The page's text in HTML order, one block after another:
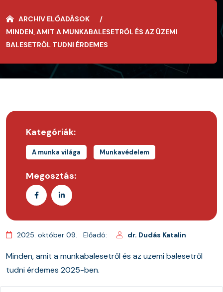
ARCHIV ELŐADÁSOK
MINDEN, AMIT A MUNKABALESETRŐL ÉS AZ ÜZEMI
BALESETRŐL TUDNI ÉRDEMES
Kategóriák:
A munka világa Munkavédelem
Megosztás:
2025. október 09. Előadó: dr. Dudás Katalin
Minden, amit a munkabalesetről és az üzemi balesetről
tudni érdemes 2025-ben.